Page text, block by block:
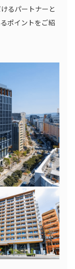
るパートナーと
ポイントをご紹